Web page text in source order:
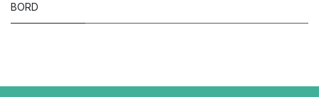
BORD